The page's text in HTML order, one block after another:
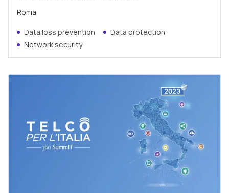
Roma
Data loss prevention
Data protection
Network security